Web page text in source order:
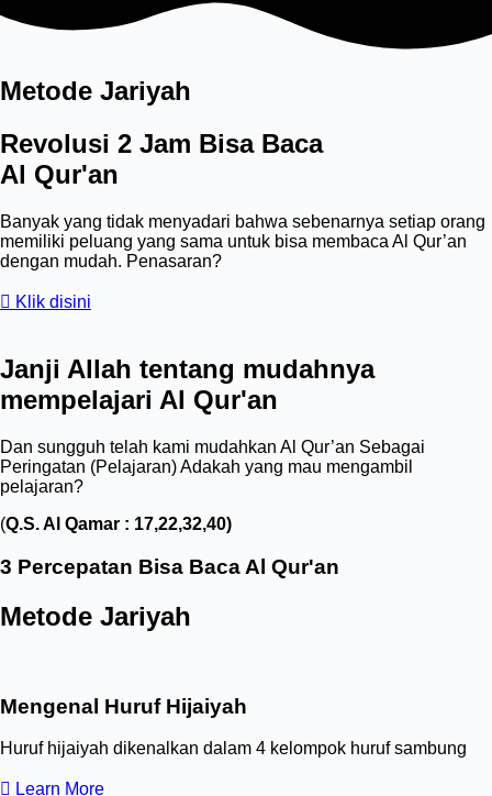
Metode Jariyah
Revolusi 2 Jam Bisa Baca
Al Qur'an
Banyak yang tidak menyadari bahwa sebenarnya setiap orang
memiliki peluang yang sama untuk bisa membaca Al Qur’an
dengan mudah. Penasaran?
Klik disini
Janji Allah tentang mudahnya
mempelajari Al Qur'an
Dan sungguh telah kami mudahkan Al Qur’an Sebagai
Peringatan (Pelajaran) Adakah yang mau mengambil
pelajaran?
(Q.S. Al Qamar : 17,22,32,40)
3 Percepatan Bisa Baca Al Qur'an
Metode Jariyah
Mengenal Huruf Hijaiyah
Huruf hijaiyah dikenalkan dalam 4 kelompok huruf sambung
Learn More